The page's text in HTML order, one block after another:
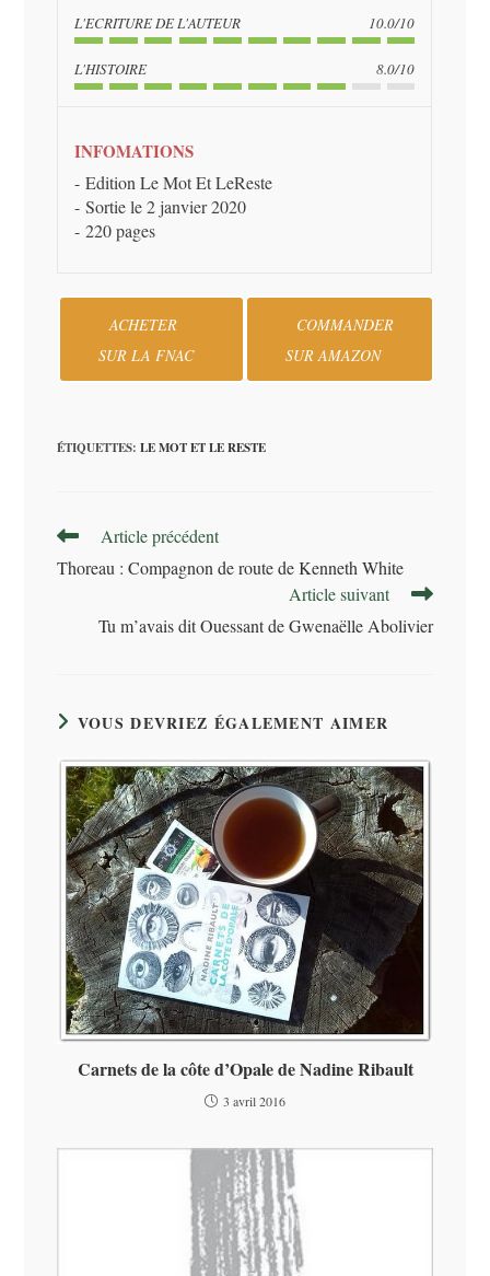
L'ECRITURE DE L'AUTEUR 10.0/10
L'HISTOIRE 8.0/10
INFOMATIONS
Edition Le Mot Et LeReste
Sortie le 2 janvier 2020
220 pages
ACHETER
SUR LA FNAC
COMMANDER
SUR AMAZON
ÉTIQUETTES:LE MOT ET LE RESTE
Read
articles
Article précédent
Thoreau : Compagnon de route de Kenneth White
Article suivant
Tu m’avais dit Ouessant de Gwenaëlle Abolivier
VOUS DEVRIEZ ÉGALEMENT AIMER
Carnets de la côte d’Opale de Nadine Ribault
3 avril 2016